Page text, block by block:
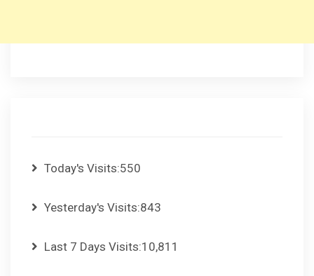
Today's Visits:550
Yesterday's Visits:843
Last 7 Days Visits:10,811